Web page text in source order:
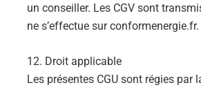
un conseiller. Les CGV sont
ne s’effectue sur conformenergie.fr.
12. Droit applicable
Les présentes CGU sont régies